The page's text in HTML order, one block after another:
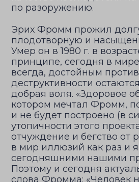
по разоружению.
Эрих Фромм прожил
плодотворную и
Умер он в 1980 г. в
принципе, сегодня в
всегда, достойным
деструктивности
добрая воля. «Здоровое
котором мечтал Фромм,
и не будет построено (в
утопичности этого
отчуждение и бегство от
в мир иллюзий как раз и
сегодняшними нашими
Поэтому и сегодня
слова Фромма: «Человек